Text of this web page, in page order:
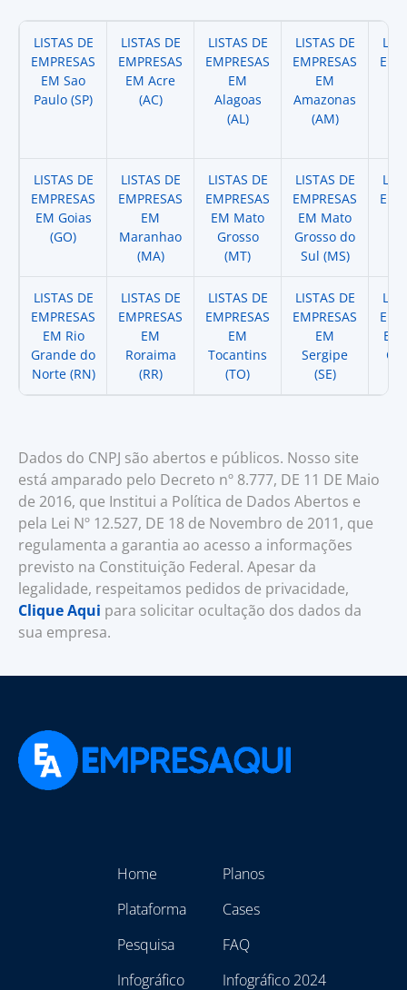
LISTAS DE
EMPRESAS
EM Sao
Paulo (SP)
LISTAS DE
EMPRESAS
EM Acre
(AC)
LISTAS DE
EMPRESAS
EM
Alagoas
(AL)
LISTAS DE
EMPRESAS
EM
Amazonas
(AM)
LISTAS DE
EMPRESAS
EM Goias
(GO)
LISTAS DE
EMPRESAS
EM
Maranhao
(MA)
LISTAS DE
EMPRESAS
EM Mato
Grosso
(MT)
LISTAS DE
EMPRESAS
EM Mato
Grosso do
Sul (MS)
LISTAS DE
EMPRESAS
EM Rio
Grande do
Norte (RN)
LISTAS DE
EMPRESAS
EM
Roraima
(RR)
LISTAS DE
EMPRESAS
EM
Tocantins
(TO)
LISTAS DE
EMPRESAS
EM
Sergipe
(SE)
EM
Dados do CNPJ são abertos e públicos. Nosso site
está amparado pelo Decreto nº 8.777, DE 11 DE Maio
de 2016, que Institui a Política de Dados Abertos e
pela Lei Nº 12.527, DE 18 de Novembro de 2011, que
regulamenta a garantia ao acesso a informações
previsto na Constituição Federal. Apesar da
legalidade, respeitamos pedidos de privacidade,
Clique Aqui para solicitar ocultação dos dados da
sua empresa.
Home
Plataforma
Pesquisa
Infográfico
Planos
Cases
FAQ
Infográfico 2024